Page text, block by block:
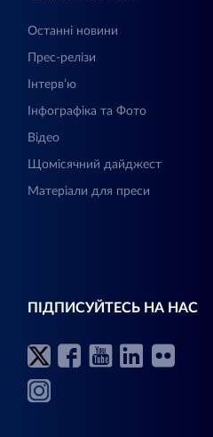
Останні новини
Прес-релізи
Інтерв’ю
Інфографіка та Фото
Відео
Щомісячний дайджест
Матеріали для преси
ПІДПИСУЙТЕСЬ НА НАС